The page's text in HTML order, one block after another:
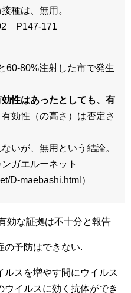
種は、無用。
P147-171
60-80%注射した市で発生
効性はあったとしても、有
効性（の高さ）は否定さ
いが、無用という結論。
ガエルーネット
D-maebashi.html）
効な証拠は不十分と報告
の予防はできない.
ルスを増やす間にウイルス
ウイルスに効く抗体ができ